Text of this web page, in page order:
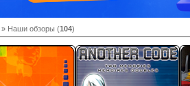
» Наши обзоры (104)